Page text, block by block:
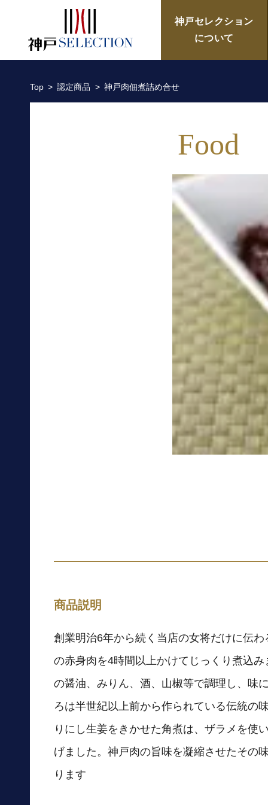
神戸肉佃煮詰め合せ／本神戸
神戸セレクション
について
Top 認定商品 神戸肉佃煮詰め合せ
Food
商品説明
創業明治6年から続く当店の女将だけに伝
の赤身肉を4時間以上かけてじっくり煮込
の醤油、みりん、酒、山椒等で調理し、味
ろは半世紀以上前から作られている伝統の
りにし生姜をきかせた角煮は、ザラメを使
げました。神戸肉の旨味を凝縮させたその
ります